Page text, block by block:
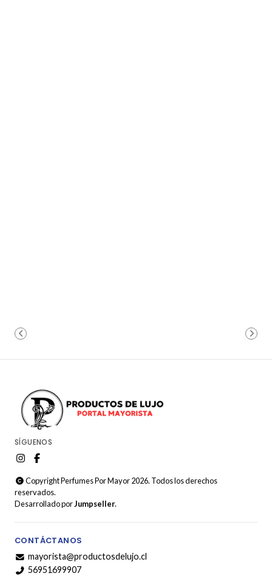
SÍGUENOS
Copyright Perfumes Por Mayor 2026. Todos los derechos
reservados.
Desarrollado porJumpseller.
CONTÁCTANOS
mayorista@productosdelujo.cl
56951699907